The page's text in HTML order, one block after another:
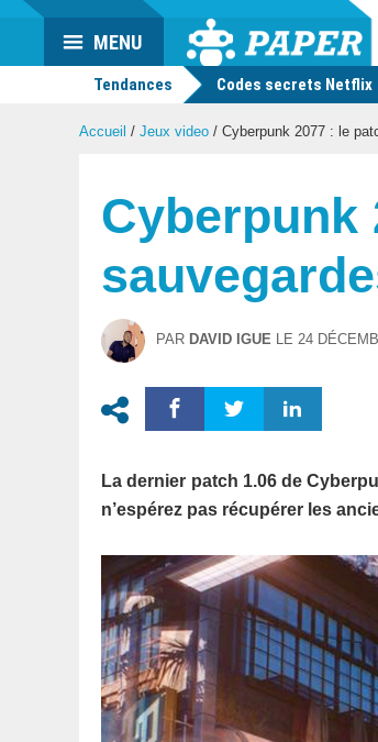
Actu
geek
MENU
Tendances Codes secrets Netflix
Accueil / Jeux video / Cyberpunk 2077 : le
Cyberpunk
PAR DAVID IGUE LE 24
La dernier patch 1.06 de
n’espérez pas récupérer les